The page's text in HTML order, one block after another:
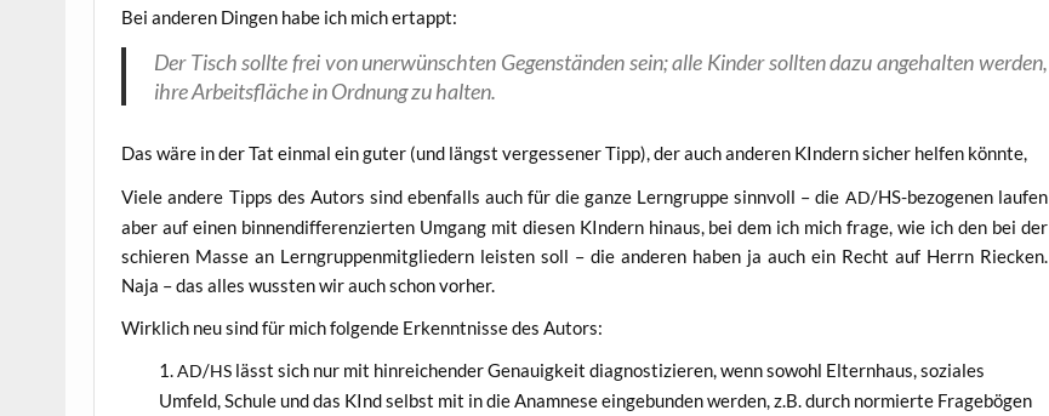
Bei ande­ren Din­gen habe ich mich ertappt:
Der Tisch soll­te frei von uner­wünsch­ten Gegen­stän­den sein; alle Kin­der soll­ten dazu ange­hal­ten wer­den,
ihre Arbeits­flä­che in Ord­nung zu halten.
Das wäre in der Tat ein­mal ein guter (und längst ver­ges­se­ner Tipp), der auch ande­ren KIn­dern sicher hel­fen könnte,
Vie­le ande­re Tipps des Autors sind eben­falls auch für die gan­ze Lern­grup­pe sinn­voll – die AD/HS-bezo­ge­nen lau­fen
aber auf einen bin­nen­dif­fe­ren­zier­ten Umgang mit die­sen KIn­dern hin­aus, bei dem ich mich fra­ge, wie ich den bei der
schie­ren Mas­se an Lern­grup­pen­mit­glie­dern leis­ten soll – die ande­ren haben ja auch ein Recht auf Herrn Riecken.
Naja – das alles wuss­ten wir auch schon vorher.
Wirk­lich neu sind für mich fol­gen­de Erkennt­nis­se des Autors:
AD/HSlässt sich nur mit hin­rei­chen­der Genau­ig­keit dia­gnos­ti­zie­ren, wenn sowohl Eltern­haus, sozia­les
Umfeld, Schu­le und das KInd selbst mit in die Ana­mne­se ein­ge­bun­den wer­den, z.B. durch nor­mier­te Fra­ge­bö­gen